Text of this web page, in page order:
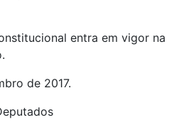
entra em vigor na
de 2017.